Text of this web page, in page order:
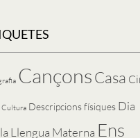
CançonsCasa
Cultura Descripcions físiques Dia
Llengua Materna Ens